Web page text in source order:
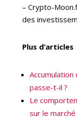
– Crypto-
des
Plus d’articles
passe-t-il ?
Le
sur le